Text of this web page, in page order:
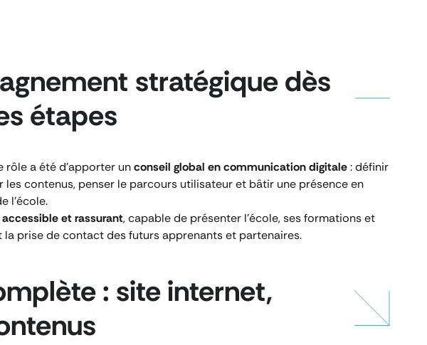
stratégique dès
étapes
a été d’apporter unconseil global en communication digitale: définir
les contenus, penser le parcours utilisateur et bâtir une présence en
l’école.
et rassurant, capable de présenter l’école, ses formations et
prise de contact des futurs apprenants et partenaires.
: site internet,